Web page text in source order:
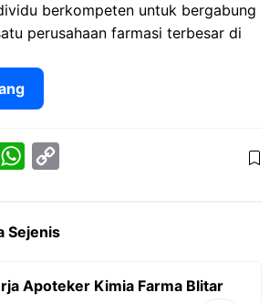
berkompeten untuk bergabung
perusahaan farmasi terbesar di
W
t
A
y
i
Sejenis
Apoteker Kimia Farma Blitar